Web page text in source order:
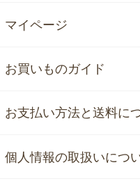
マイページ
お買いものガイド
お支払い方法と送料に
個人情報の取扱いにつ